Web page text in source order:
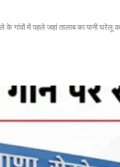
में पहले जहां तालाब का पानी घरेलू